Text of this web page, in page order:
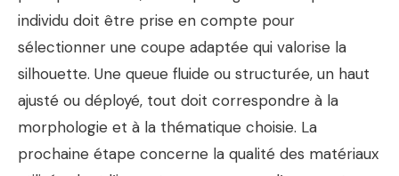
individu doit être prise en compte pour
sélectionner une coupe adaptée qui valorise la
silhouette. Une queue fluide ou structurée, un haut
ajusté ou déployé, tout doit correspondre à la
morphologie et à la thématique choisie. La
prochaine étape concerne la qualité des matériaux